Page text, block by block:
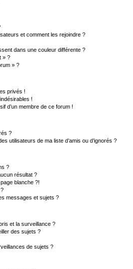
et comment les rejoindre ?
dans une couleur différente ?
» ?
» ?
privés !
!
d’un membre de ce forum !
?
utilisateurs de ma liste d’amis ou d’ignorés ?
?
résultat ?
blanche ?!
messages et sujets ?
et la surveillance ?
des sujets ?
de sujets ?